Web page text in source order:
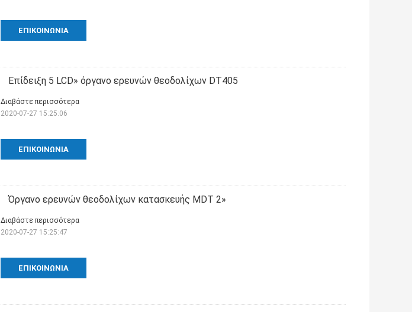
ΕΠΙΚΟΙΝΩΝΊΑ
Επίδειξη 5 LCD» όργανο ερευνών θεοδολίχων DT405
ΕΠΙΚΟΙΝΩΝΊΑ
Διαβάστε περισσότερα
2020-07-27 15:25:06
Όργανο ερευνών θεοδολίχων κατασκευής MDT 2»
ΕΠΙΚΟΙΝΩΝΊΑ
Διαβάστε περισσότερα
2020-07-27 15:25:47